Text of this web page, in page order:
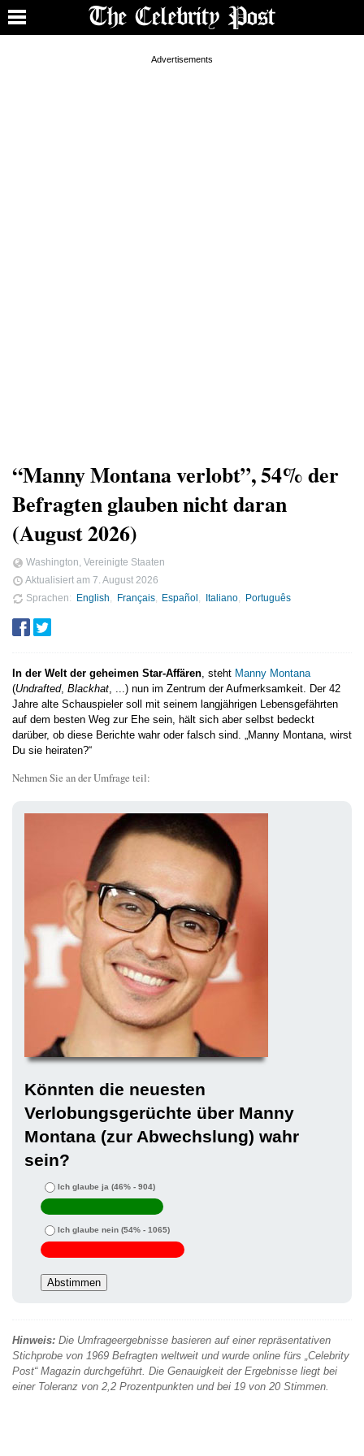
“Manny Montana verlobt”, 54% der
Befragten glauben nicht daran
(August 2026)
Washington, Vereinigte Staaten
Aktualisiert am 7. August 2026
Sprachen
English Français Español Italiano Português
In der Welt der geheimen Star-Affären, steht Manny Montana
(Undrafted, Blackhat, ...) nun im Zentrum der Aufmerksamkeit. Der 42
Jahre alte Schauspieler soll mit seinem langjährigen Lebensgefährten
auf dem besten Weg zur Ehe sein, hält sich aber selbst bedeckt
darüber, ob diese Berichte wahr oder falsch sind. „Manny Montana, wirst
Du sie heiraten?“
Nehmen Sie an der Umfrage teil:
Könnten die neuesten
Verlobungsgerüchte über Manny
Montana (zur Abwechslung) wahr
sein?
Ich glaube ja (46% - 904)
Ich glaube nein (54% - 1065)
Hinweis: Die Umfrageergebnisse basieren auf einer repräsentativen
Stichprobe von 1969 Befragten weltweit und wurde online fürs „Celebrity
Post“ Magazin durchgeführt. Die Genauigkeit der Ergebnisse liegt bei
einer Toleranz von 2,2 Prozentpunkten und bei 19 von 20 Stimmen.